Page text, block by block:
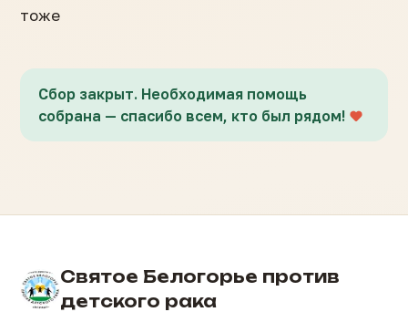
тоже
Сбор закрыт. Необходимая помощь
собрана — спасибо всем, кто был рядом!
Святое Белогорье против
детского рака